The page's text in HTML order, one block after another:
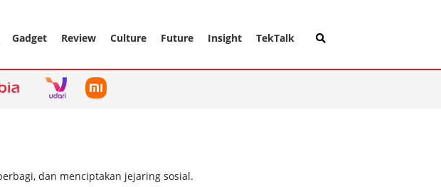
Gadget Review Culture Future Insight TekTalk
dan menciptakan jejaring sosial.